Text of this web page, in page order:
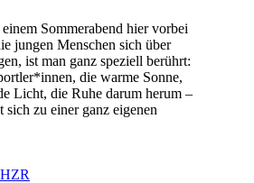
Sommerabend hier vorbei
jungen Menschen sich über
ist man ganz speziell berührt:
die warme Sonne,
Licht, die Ruhe darum herum –
sich zu einer ganz eigenen